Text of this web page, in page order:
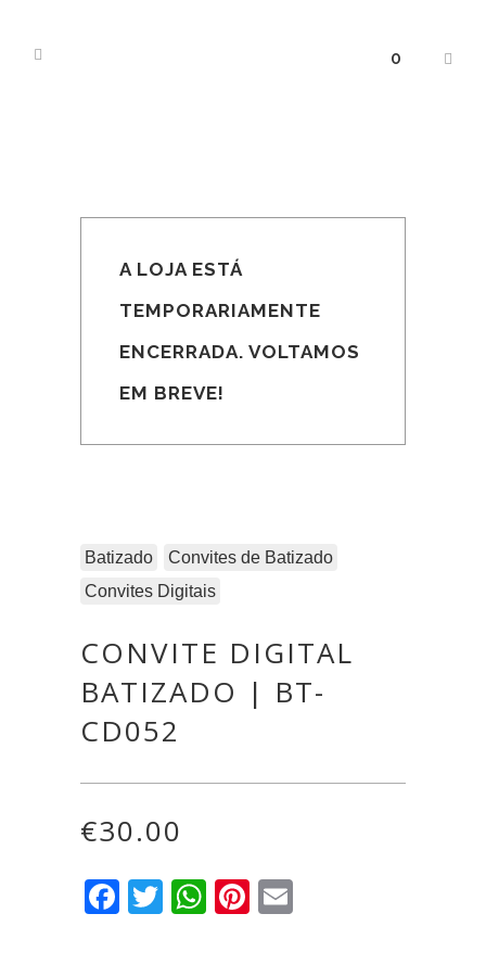
0
A LOJA ESTÁ
TEMPORARIAMENTE
ENCERRADA. VOLTAMOS
EM BREVE!
Batizado
Convites de Batizado
Convites Digitais
CONVITE DIGITAL
BATIZADO | BT-
CD052
€30.00
Facebook
TwitterWhatsApp
Pinterest